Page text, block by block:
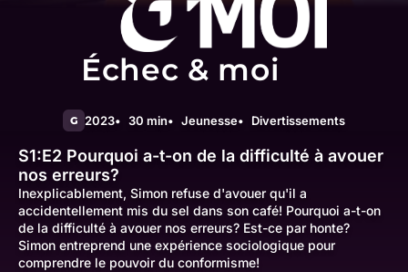
Échec & moi
G 2023 30 min Jeunesse Divertissements
S1:E2 Pourquoi a-t-on de la difficulté à avouer
nos erreurs?
Inexplicablement, Simon refuse d'avouer qu'il a
accidentellement mis du sel dans son café! Pourquoi a-t-on
de la difficulté à avouer nos erreurs? Est-ce par honte?
Simon entreprend une expérience sociologique pour
comprendre le pouvoir du conformisme!